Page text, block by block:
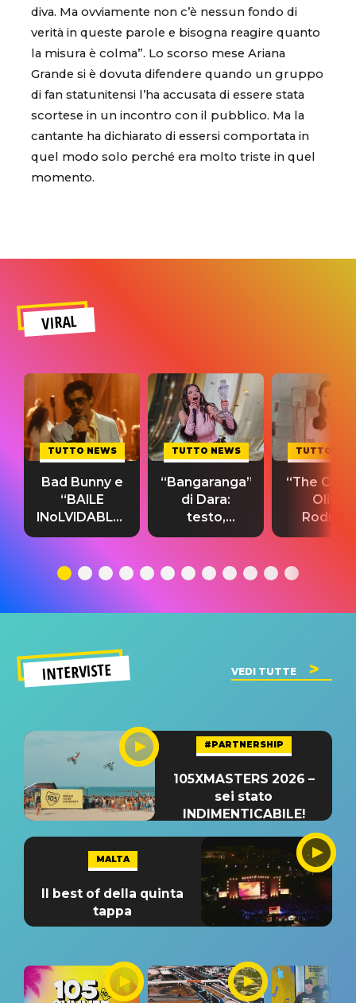
diva. Ma ovviamente non c’è nessun fondo di
verità in queste parole e bisogna reagire quanto
la misura è colma”. Lo scorso mese Ariana
Grande si è dovuta difendere quando un gruppo
di fan statunitensi l’ha accusata di essere stata
scortese in un incontro con il pubblico. Ma la
cantante ha dichiarato di essersi comportata in
quel modo solo perché era molto triste in quel
momento.
VIRAL
TUTTO NEWS
Bad Bunny e
“BAILE
INoLVIDABLE”:
testo,
significato
TUTTO NEWS
“Bangaranga”
di Dara:
testo,
traduzione e
del singolo
TUTTO
“The
Olivia
testo,
INTERVISTE VEDI TUTTE
#PARTNERSHIP
105XMASTERS 2026 –
sei stato
INDIMENTICABILE!
MALTA
Il best of della quinta
tappa